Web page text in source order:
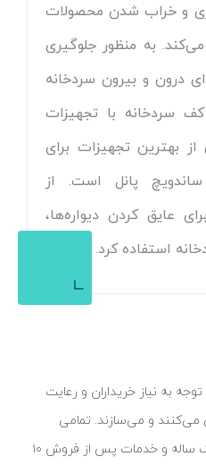
و خراب شدن محصولات
به منظور جلوگیری
درون و بیرون سردخانه
سردخانه با تجهیزات
بهترین تجهیزات برای
پانل است. از
عایق کردن دیواره‌ها،
استفاده کرد.
به نیاز خریداران و رعایت
می‌کنند و می‌سازند. تمامی
سردخانه‌های دامون دارای گارانتی یک ساله و خدمات پس از فروش ۱۰